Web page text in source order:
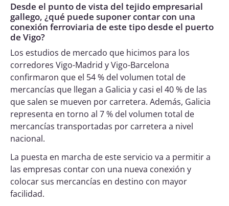
Desde el punto de vista del tejido empresarial
gallego, ¿qué puede suponer contar con una
conexión ferroviaria de este tipo desde el puerto
de Vigo?
Los estudios de mercado que hicimos para los
corredores Vigo-Madrid y Vigo-Barcelona
confirmaron que el 54 % del volumen total de
mercancías que llegan a Galicia y casi el 40 % de las
que salen se mueven por carretera. Además, Galicia
representa en torno al 7 % del volumen total de
mercancías transportadas por carretera a nivel
nacional.
La puesta en marcha de este servicio va a permitir a
las empresas contar con una nueva conexión y
colocar sus mercancías en destino con mayor
facilidad.